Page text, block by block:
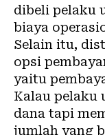
dibeli pelaku
biaya
Selain itu,
opsi
yaitu
Kalau pelaku
dana tapi
jumlah yang